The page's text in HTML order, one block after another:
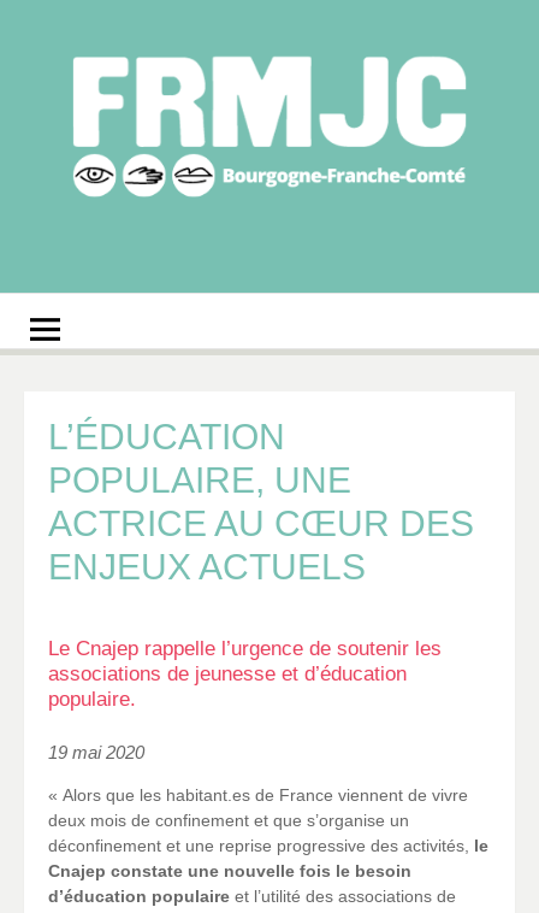
régionale des MJC
Bourgogne-Franche-
L’ÉDUCATION
POPULAIRE, UNE
ACTRICE AU CŒUR DES
ENJEUX ACTUELS
Le Cnajep rappelle l’urgence de soutenir les
associations de jeunesse et d’éducation
populaire.
19 mai 2020
« Alors que les habitant.es de France viennent de vivre
deux mois de confinement et que s’organise un
déconfinement et une reprise progressive des activités, le
Cnajep constate une nouvelle fois le besoin
d’éducation populaire et l’utilité des associations de